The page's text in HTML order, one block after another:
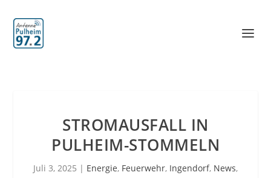
STROMAUSFALL IN
PULHEIM-STOMMELN
Juli 3, 2025 | Energie, Feuerwehr, Ingendorf, News,